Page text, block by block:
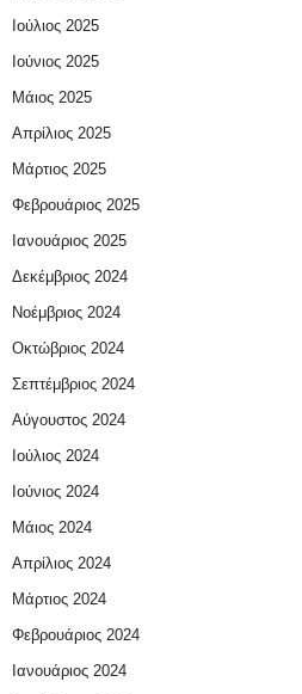
Ιούλιος 2025
Ιούνιος 2025
Μάιος 2025
Απρίλιος 2025
Μάρτιος 2025
Φεβρουάριος 2025
Ιανουάριος 2025
Δεκέμβριος 2024
Νοέμβριος 2024
Οκτώβριος 2024
Σεπτέμβριος 2024
Αύγουστος 2024
Ιούλιος 2024
Ιούνιος 2024
Μάιος 2024
Απρίλιος 2024
Μάρτιος 2024
Φεβρουάριος 2024
Ιανουάριος 2024